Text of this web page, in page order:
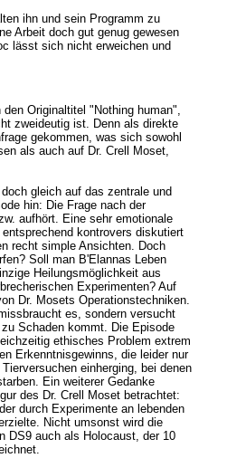
ihn und sein Programm zu
Arbeit doch gut genug gewesen
lässt sich nicht erweichen und
Originaltitel "Nothing human",
zweideutig ist. Denn als direkte
gekommen, was sich sowohl
als auch auf Dr. Crell Moset,
gleich auf das zentrale und
hin: Die Frage nach der
aufhört. Eine sehr emotionale
kontrovers diskutiert
recht simple Ansichten. Doch
Soll man B'Elannas Leben
Heilungsmöglichkeit aus
Experimenten? Auf
Dr. Mosets Operationstechniken.
es, sondern versucht
Schaden kommt. Die Episode
ethisches Problem extrem
Erkenntnisgewinns, die leider nur
einherging, bei denen
Ein weiterer Gedanke
des Dr. Crell Moset betrachtet:
durch Experimente an lebenden
Nicht umsonst wird die
DS9 auch als Holocaust, der 10